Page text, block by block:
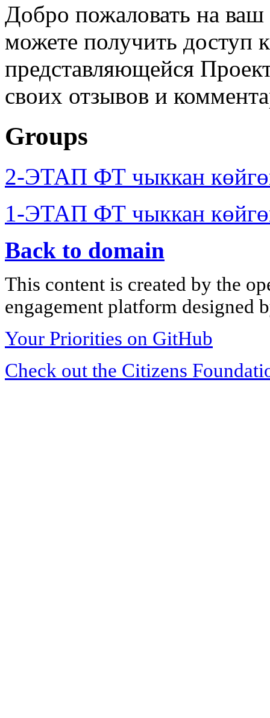
Добро пожаловать на
можете получить доступ
представляющейся
своих отзывов и
Groups
2-ЭТАП ФТ чыккан
1-ЭТАП ФТ чыккан
Back to domain
This content is created by the
engagement platform designed
Your Priorities on GitHub
Check out the Citizens